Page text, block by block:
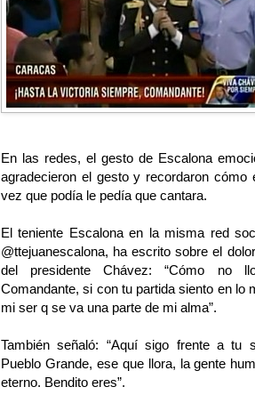
En las redes, el gesto de Escalona
agradecieron el gesto y recordaron cómo
vez que podía le pedía que cantara.
El teniente Escalona en la misma red
@ttejuanescalona, ha escrito sobre el
del presidente Chávez: “Cómo no
Comandante, si con tu partida siento en lo
mi ser q se va una parte de mi alma”.
También señaló: “Aquí sigo frente a tu
Pueblo Grande, ese que llora, la gente
eterno. Bendito eres”.